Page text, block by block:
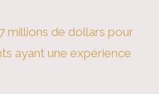
millions de dollars pour
ayant une expérience